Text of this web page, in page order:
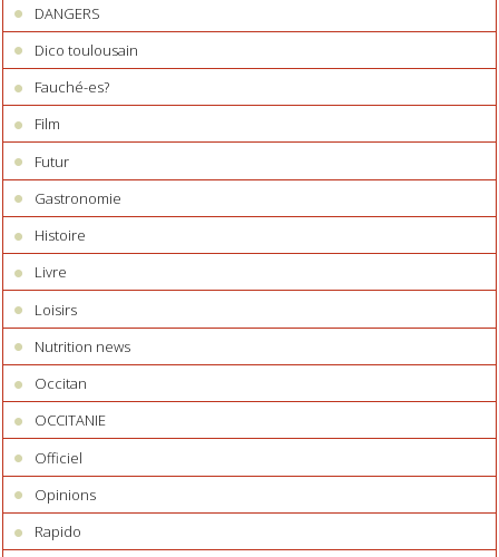
DANGERS
Dico toulousain
Fauché-es?
Film
Futur
Gastronomie
Histoire
Livre
Loisirs
Nutrition news
Occitan
OCCITANIE
Officiel
Opinions
Rapido